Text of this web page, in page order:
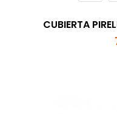
CUBIERTA